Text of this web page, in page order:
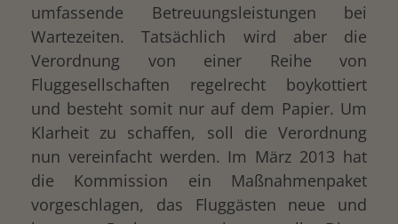
umfassende Betreuungsleistungen bei
Wartezeiten. Tatsächlich wird aber die
Verordnung von einer Reihe von
Fluggesellschaften regelrecht boykottiert
und besteht somit nur auf dem Papier. Um
Klarheit zu schaffen, soll die Verordnung
nun vereinfacht werden. Im März 2013 hat
die Kommission ein Maßnahmenpaket
vorgeschlagen, das Fluggästen neue und